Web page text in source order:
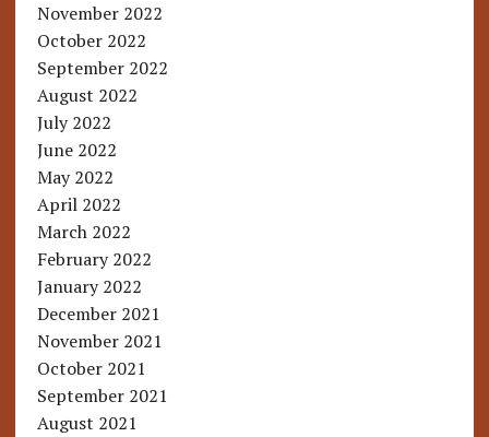
November 2022
October 2022
September 2022
August 2022
July 2022
June 2022
May 2022
April 2022
March 2022
February 2022
January 2022
December 2021
November 2021
October 2021
September 2021
August 2021